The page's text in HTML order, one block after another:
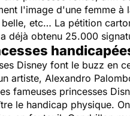
l'image d'une femme à
etc… La pétition
déjà obtenu 25.000
Disney font le buzz en
artiste, Alexandro
fameuses princesses
le handicap physique.